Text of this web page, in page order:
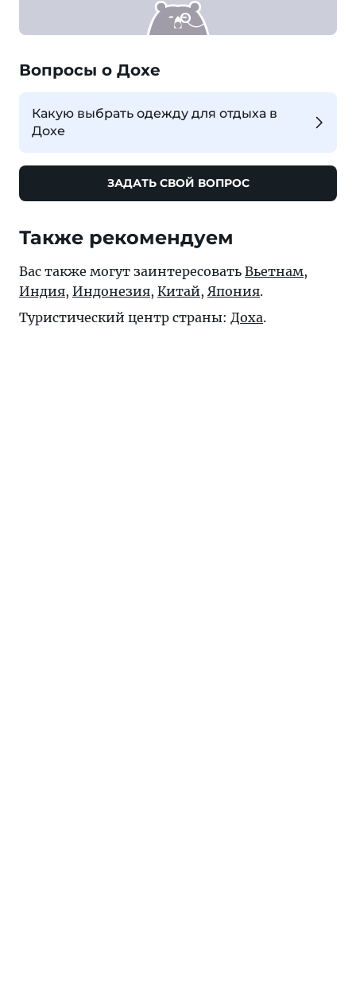
Вопросы о Дохе
Какую выбрать одежду для отдыха в
Дохе
ЗАДАТЬ СВОЙ ВОПРОС
Также рекомендуем
Вас также могут заинтересовать Вьетнам,
Индия, Индонезия, Китай, Япония.
Туристический центр страны: Доха.